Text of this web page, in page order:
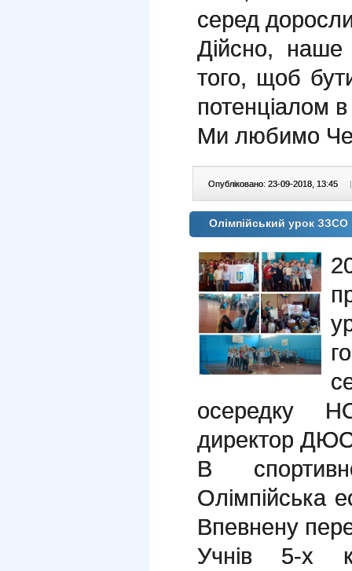
серед
Дійсно, наше
того, щоб
потенціалом в
Ми любимо
Опубліковано: 23-09-2018, 13:45 |
Олімпійський урок
осередку
директор
В
Олімпійська
Впевнену
Учнів 5-х